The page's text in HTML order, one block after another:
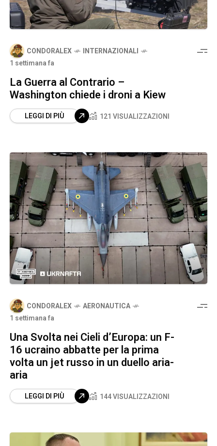
CONDORALEX
INTERNAZIONALI
1 settimana fa
La Guerra al Contrario –
Washington chiede i droni a Kiew
LEGGI DI PIÙ 121 VISUALIZZAZIONI
CONDORALEX
AERONAUTICA
1 settimana fa
Una Svolta nei Cieli d’Europa: un F-
16 ucraino abbatte per la prima
volta un jet russo in un duello aria-
aria
LEGGI DI PIÙ 144 VISUALIZZAZIONI